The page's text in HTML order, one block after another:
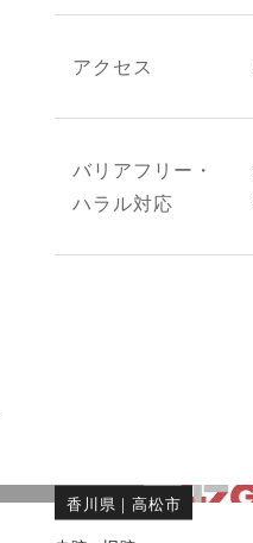
アクセス
バリアフリー・
ハラル対応
香川県 ｜高松市